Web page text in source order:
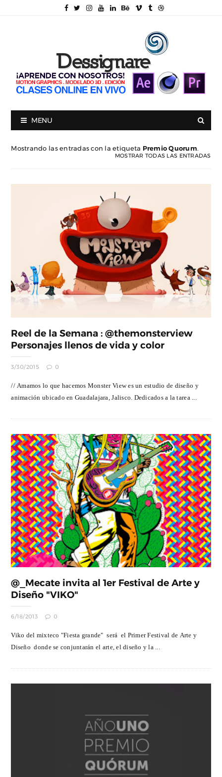
MENU
Mostrando las entradas con la etiqueta Premio Quorum.
MOSTRAR TODAS LAS ENTRADAS
Reel de la Semana : @themonsterview
Personajes llenos de vida y color
3/30/2015 0
// Amamos lo que hacemos Monster View es un estudio de diseño y
animación ubicado en Guadalajara, Jalisco. Dedicados a la tarea ...
@_Mecate invita al 1er Festival de Arte y
Diseño "VIKO"
6/18/2013 0
Viko del mixteco "Fiesta grande" será el Primer Festival de Arte y
Diseño donde se conjuntarán el arte, el diseño y la ...